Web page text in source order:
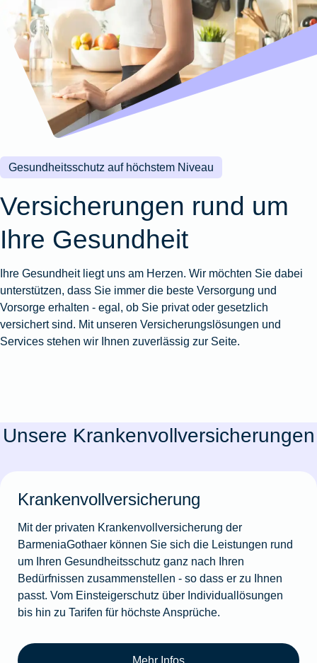
Wohnungsschutzbrief
Zur
Produktübersicht
Gewässerschadenhaftpflicht
Zur
Produktübersicht
Zur
Produktübersicht
Reisehaftpflichtversicherung
Reiserücktrittsversicherung
Zur
Produktübersicht
Zur
Produktübersicht
Zur
Produktübersicht
Zur
Produktübersicht
Montageversicherung
Zur
Produktübersicht
Gruppenunfall für
Betriebe
Gruppenunfall für
Vereine
Produktübersicht
Kunstversicherung
Ausstellungsversicherung
Valorenversicherung
Oldtimersammlungsversicherung
Zur
Gesundheitsschutz auf höchstem Niveau
Versicherungen rund um
Ihre Gesundheit
Ihre Gesundheit liegt uns am Herzen. Wir möchten Sie dabei
unterstützen, dass Sie immer die beste Versorgung und
Vorsorge erhalten - egal, ob Sie privat oder gesetzlich
versichert sind. Mit unseren Versicherungslösungen und
Services stehen wir Ihnen zuverlässig zur Seite.
Unsere Krankenvollversicherungen
Krankenvollversicherung
Mit der privaten Krankenvollversicherung der
BarmeniaGothaer können Sie sich die Leistungen rund
um Ihren Gesundheitsschutz ganz nach Ihren
Bedürfnissen zusammenstellen - so dass er zu Ihnen
passt. Vom Einsteigerschutz über Individuallösungen
bis hin zu Tarifen für höchste Ansprüche.
Mehr Infos